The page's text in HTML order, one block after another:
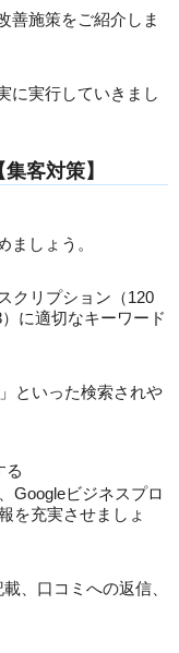
善施策をご紹介しま
に実行していきまし
客対策】
ましょう。
クリプション（120
に適切なキーワード
といった検索されや
る
Googleビジネスプロ
を充実させましょ
、口コミへの返信、